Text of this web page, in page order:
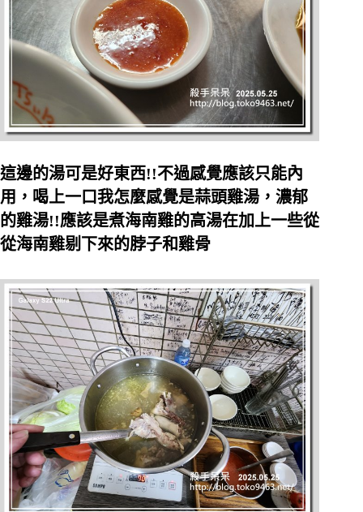
這邊的湯可是好東西!!不過感覺應該只能內
用，喝上一口我怎麼感覺是蒜頭雞湯，濃郁
的雞湯!!應該是煮海南雞的高湯在加上一些從
從海南雞剔下來的脖子和雞骨